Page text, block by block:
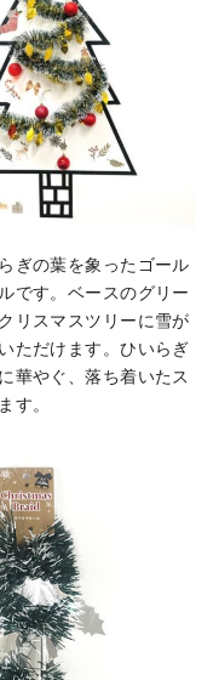
ぎの葉を象ったゴール
です。ベースのグリー
リスマスツリーに雪が
ただけます。ひいらぎ
華やぐ、落ち着いたス
す。